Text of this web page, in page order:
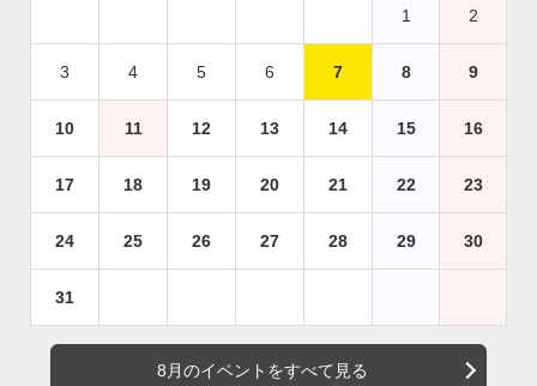
1 2
3 4 5 6 7 8 9
10 11 12 13 14 15 16
17 18 19 20 21 22 23
24 25 26 27 28 29 30
31
8月のイベントをすべて見る